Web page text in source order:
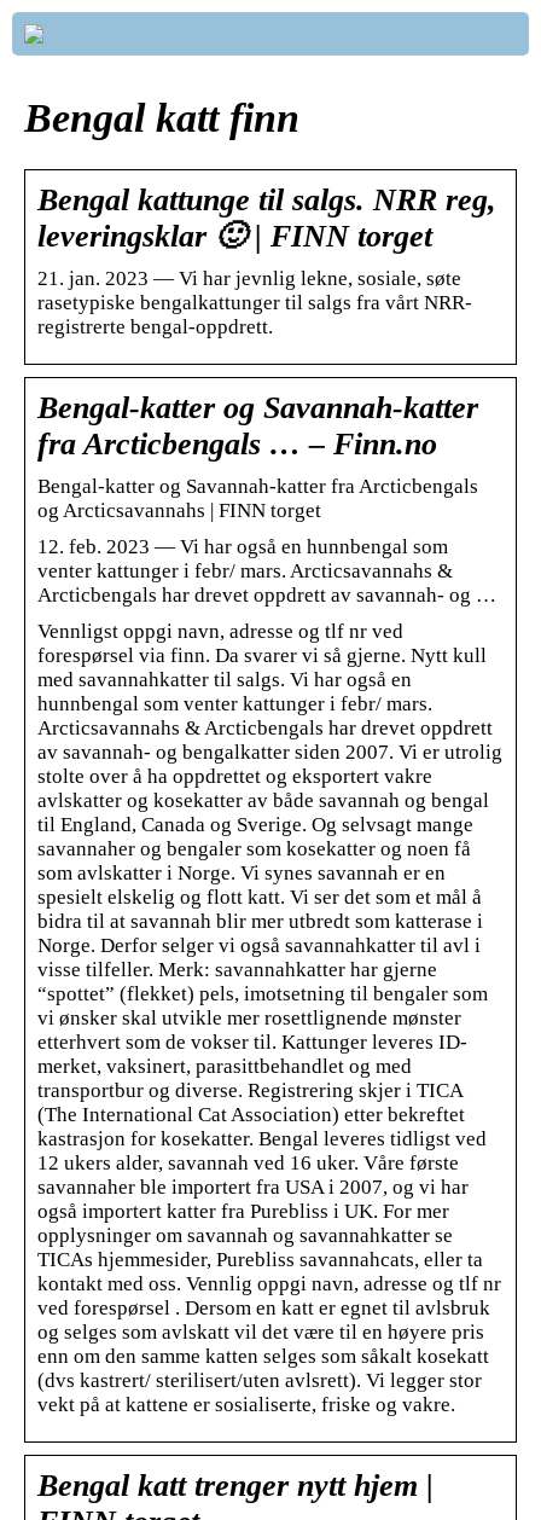
Bengal katt finn
Bengal kattunge til salgs. NRR reg,
leveringsklar 🙂 | FINN torget
21. jan. 2023 — Vi har jevnlig lekne, sosiale, søte
rasetypiske bengalkattunger til salgs fra vårt NRR-
registrerte bengal-oppdrett.
Bengal-katter og Savannah-katter
fra Arcticbengals … – Finn.no
Bengal-katter og Savannah-katter fra Arcticbengals
og Arcticsavannahs | FINN torget
12. feb. 2023 — Vi har også en hunnbengal som
venter kattunger i febr/ mars. Arcticsavannahs &
Arcticbengals har drevet oppdrett av savannah- og …
Vennligst oppgi navn, adresse og tlf nr ved
forespørsel via finn. Da svarer vi så gjerne. Nytt kull
med savannahkatter til salgs. Vi har også en
hunnbengal som venter kattunger i febr/ mars.
Arcticsavannahs & Arcticbengals har drevet oppdrett
av savannah- og bengalkatter siden 2007. Vi er utrolig
stolte over å ha oppdrettet og eksportert vakre
avlskatter og kosekatter av både savannah og bengal
til England, Canada og Sverige. Og selvsagt mange
savannaher og bengaler som kosekatter og noen få
som avlskatter i Norge. Vi synes savannah er en
spesielt elskelig og flott katt. Vi ser det som et mål å
bidra til at savannah blir mer utbredt som katterase i
Norge. Derfor selger vi også savannahkatter til avl i
visse tilfeller. Merk: savannahkatter har gjerne
“spottet” (flekket) pels, imotsetning til bengaler som
vi ønsker skal utvikle mer rosettlignende mønster
etterhvert som de vokser til. Kattunger leveres ID-
merket, vaksinert, parasittbehandlet og med
transportbur og diverse. Registrering skjer i TICA
(The International Cat Association) etter bekreftet
kastrasjon for kosekatter. Bengal leveres tidligst ved
12 ukers alder, savannah ved 16 uker. Våre første
savannaher ble importert fra USA i 2007, og vi har
også importert katter fra Purebliss i UK. For mer
opplysninger om savannah og savannahkatter se
TICAs hjemmesider, Purebliss savannahcats, eller ta
kontakt med oss. Vennlig oppgi navn, adresse og tlf nr
ved forespørsel . Dersom en katt er egnet til avlsbruk
og selges som avlskatt vil det være til en høyere pris
enn om den samme katten selges som såkalt kosekatt
(dvs kastrert/ sterilisert/uten avlsrett). Vi legger stor
vekt på at kattene er sosialiserte, friske og vakre.
Bengal katt trenger nytt hjem |